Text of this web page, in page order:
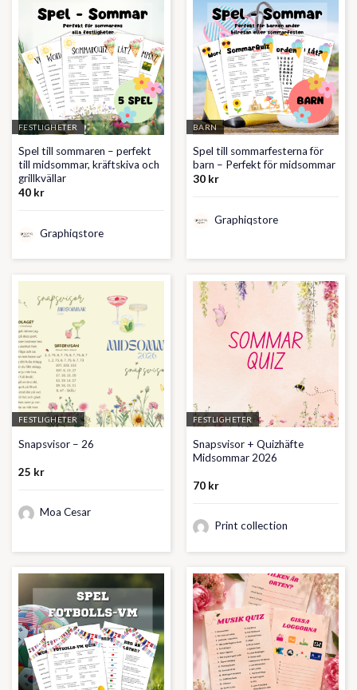
FESTLIGHETER
Spel till sommaren – perfekt
till midsommar, kräftskiva och
grillkvällar
40 kr
Graphiqstore
BARN
Spel till sommarfesterna för
barn – Perfekt för midsommar
30 kr
Graphiqstore
FESTLIGHETER
Snapsvisor – 26
25 kr
Moa Cesar
FESTLIGHETER
Snapsvisor + Quizhäfte
Midsommar 2026
70 kr
Print collection